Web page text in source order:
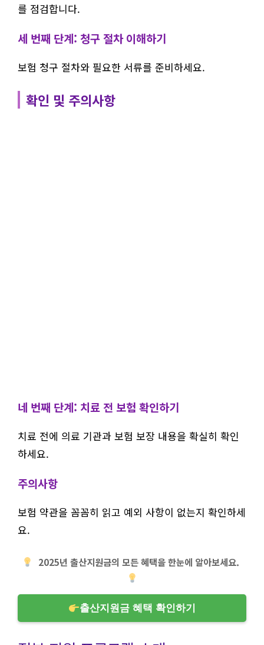
를 점검합니다.
세 번째 단계: 청구 절차 이해하기
보험 청구 절차와 필요한 서류를 준비하세요.
확인 및 주의사항
네 번째 단계: 치료 전 보험 확인하기
치료 전에 의료 기관과 보험 보장 내용을 확실히 확인
하세요.
주의사항
보험 약관을 꼼꼼히 읽고 예외 사항이 없는지 확인하세
요.
2025년 출산지원금의 모든 혜택을 한눈에 알아보세요.
출산지원금 혜택 확인하기